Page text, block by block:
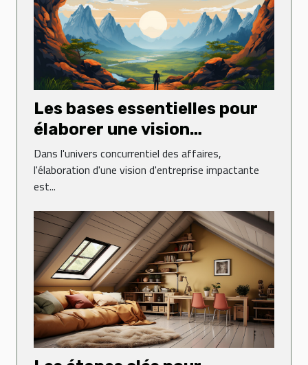
Les bases essentielles pour
élaborer une vision
d'entreprise impactante
Dans l'univers concurrentiel des affaires,
l'élaboration d'une vision d'entreprise impactante
est...